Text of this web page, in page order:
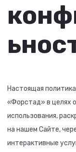
Настоящая
«Форстад» в целях
использования,
на нашем Сайте,
интерактивные